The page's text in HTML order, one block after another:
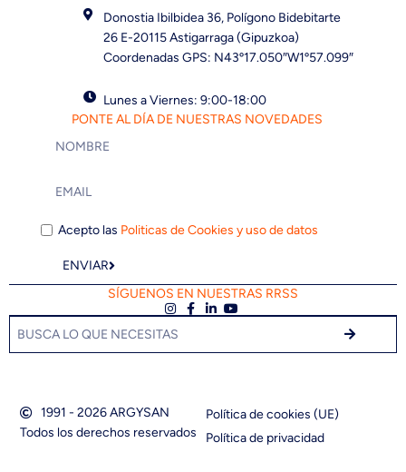
Donostia Ibilbidea 36, Polígono Bidebitarte
26 E-20115 Astigarraga (Gipuzkoa)
Coordenadas GPS: N43º17.050″W1º57.099″
Lunes a Viernes: 9:00-18:00
PONTE AL DÍA DE NUESTRAS NOVEDADES
Acepto las Politicas de Cookies y uso de datos
ENVIAR
SÍGUENOS EN NUESTRAS RRSS
1991 - 2026 ARGYSAN
Todos los derechos reservados
Política de cookies (UE)
Política de privacidad